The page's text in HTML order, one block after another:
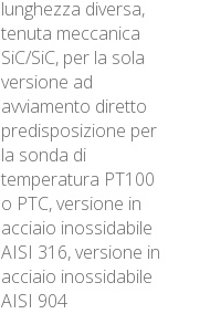
lunghezza diversa,
tenuta meccanica
SiC/SiC, per la sola
versione ad
avviamento diretto
predisposizione per
la sonda di
temperatura PT100
o PTC, versione in
acciaio inossidabile
AISI 316, versione in
acciaio inossidabile
AISI 904